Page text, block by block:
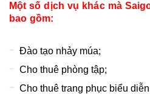
Một số dịch vụ khác mà
bao gồm:
Đào tạo nhảy múa;
Cho thuê phòng tập;
Cho thuê trang phục biểu